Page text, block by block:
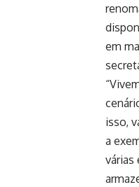
em
isso,
a
várias